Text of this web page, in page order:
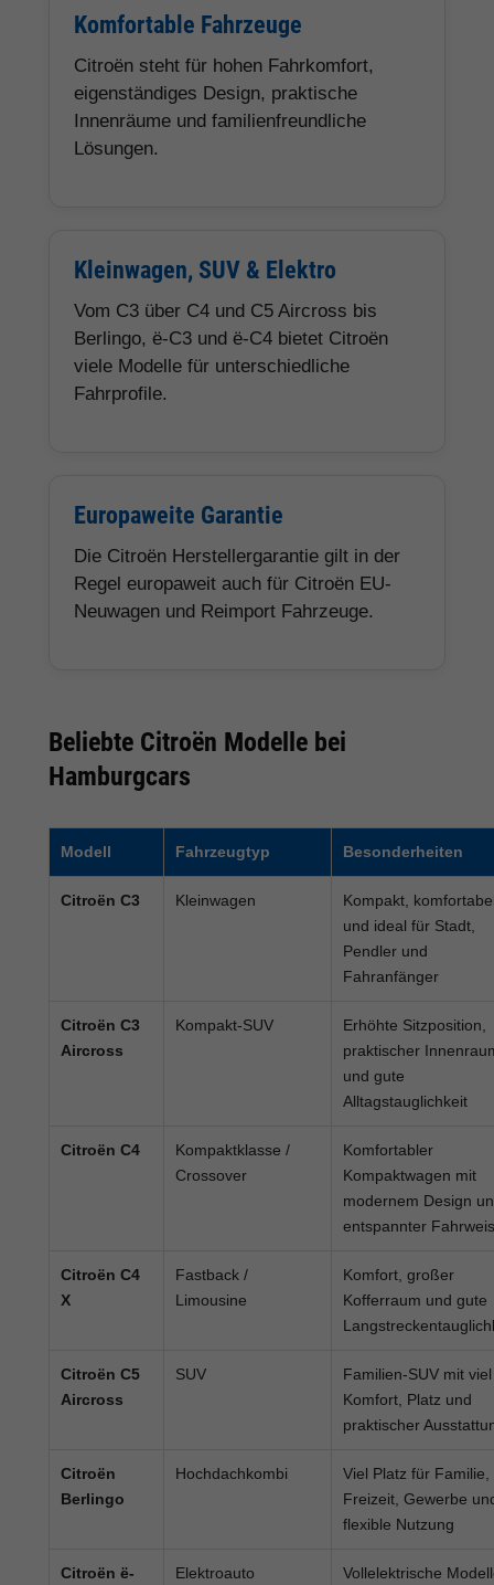
Komfortable Fahrzeuge
Citroën steht für hohen Fahrkomfort,
eigenständiges Design, praktische
Innenräume und familienfreundliche
Lösungen.
Kleinwagen, SUV & Elektro
Vom C3 über C4 und C5 Aircross bis
Berlingo, ë-C3 und ë-C4 bietet Citroën
viele Modelle für unterschiedliche
Fahrprofile.
Europaweite Garantie
Die Citroën Herstellergarantie gilt in der
Regel europaweit auch für Citroën EU-
Neuwagen und Reimport Fahrzeuge.
Beliebte Citroën Modelle bei
Hamburgcars
Modell Fahrzeugtyp Besonderheiten
Citroën C3 Kleinwagen
Kompakt,
und ideal für Stadt,
Pendler und
Fahranfänger
Citroën C3
Aircross
Kompakt-SUV
Erhöhte Sitzposition,
praktischer
und gute
Alltagstauglichkeit
Citroën C4
Kompaktklasse /
Crossover
Komfortabler
Kompaktwagen mit
modernem Design
entspannter
Citroën C4
X
Fastback /
Limousine
Komfort, großer
Kofferraum und gute
Citroën C5
Aircross
SUV
Familien-SUV mit viel
Komfort, Platz und
praktischer
Citroën
Berlingo
Hochdachkombi
Viel Platz für Familie,
Freizeit, Gewerbe
flexible Nutzung
Citroën ë-
Elektroauto
Vollelektrische